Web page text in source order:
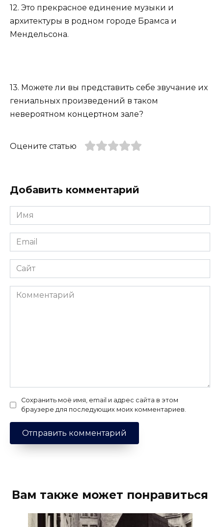
12. Это прекрасное единение музыки и
архитектуры в родном городе Брамса и
Мендельсона.
13. Можете ли вы представить себе звучание их
гениальных произведений в таком
невероятном концертном зале?
Оцените статью
Добавить комментарий
Имя
*
Email
*
Сайт
Комментарий
Сохранить моё имя, email и адрес сайта в этом
браузере для последующих моих комментариев.
Вам также может понравиться